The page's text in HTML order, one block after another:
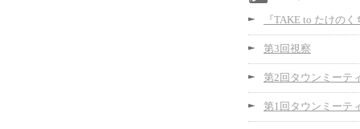
『TAKE to たけの
第3回視察
第2回タウンミーテ
第1回タウンミーテ